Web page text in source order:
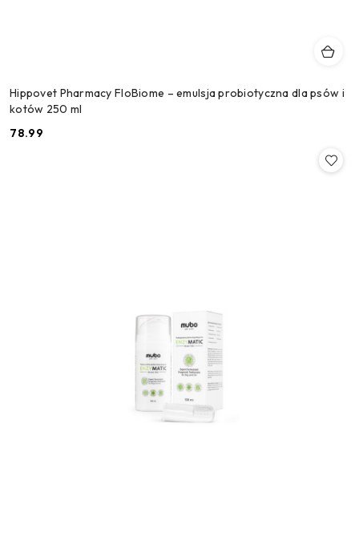
Hippovet Pharmacy FloBiome – emulsja probiotyczna dla psów i
kotów 250 ml
Cena:
78.99